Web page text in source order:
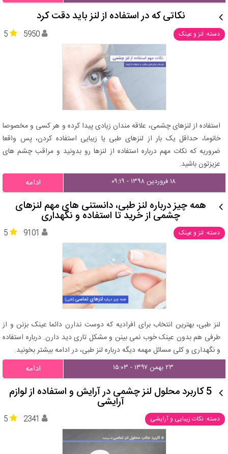
نکاتی که در استفاده از لنز باید دقت کرد
دسته: لنز و عینک 5 5950
استفاده از لنزهای چشمی، علاقه مندان زیادی پیدا کرده و هر کسی و مخصوصا
خانوما، حداقل یک بار از لنزهای طبی یا زیبایی استفاده کردن، پس واقعا
ضروریه که نکات مهم درباره استفاده از لنزها رو بدونید و مراقب چشم های
عزیزتون باشید.
۱۸ فروردین ۱۳۹۸ - ۰۹:۱۹ ادامه
همه چیز درباره لنز طبی، دانستنی های مهم لنزهای
چشمی از خرید تا استفاده و نگهداری
دسته: لنز و عینک 5 9101
لنز طبی، بهترین انتخاب برای افرادیه که دوست ندارن دائما عینک بزنن و از
طرفی هم بدون عینک خوب نمی بینن و مشکل تاری دید دارن. درباره استفاده
و نگهداری و کلی مسائل مهمه دیگه درباره لنز طبی، در ادامه بیشتر بخونید.
۲۳ بهمن ۱۳۹۷ - ۱۵:۰۳ ادامه
5 کاربرد محلول لنز چشمی در آرایش و استفاده از لوازم
آرایشی
دسته: نکات زیبایی و آرایشی 5 2341